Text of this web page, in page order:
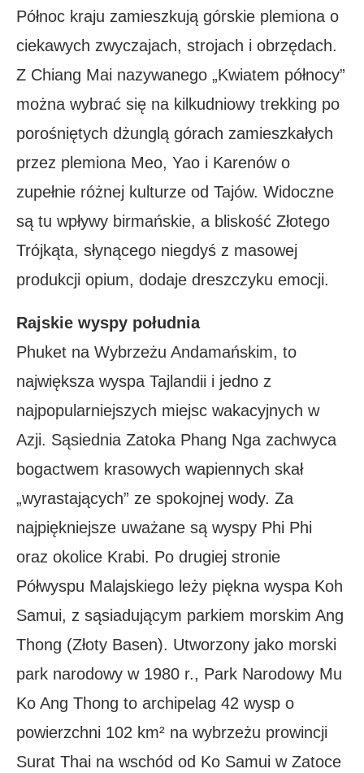
Północ kraju zamieszkują górskie plemiona o
ciekawych zwyczajach, strojach i obrzędach.
Z Chiang Mai nazywanego „Kwiatem północy”
można wybrać się na kilkudniowy trekking po
porośniętych dżunglą górach zamieszkałych
przez plemiona Meo, Yao i Karenów o
zupełnie różnej kulturze od Tajów. Widoczne
są tu wpływy birmańskie, a bliskość Złotego
Trójkąta, słynącego niegdyś z masowej
produkcji opium, dodaje dreszczyku emocji.
Rajskie wyspy południa
Phuket na Wybrzeżu Andamańskim, to
największa wyspa Tajlandii i jedno z
najpopularniejszych miejsc wakacyjnych w
Azji. Sąsiednia Zatoka Phang Nga zachwyca
bogactwem krasowych wapiennych skał
„wyrastających” ze spokojnej wody. Za
najpiękniejsze uważane są wyspy Phi Phi
oraz okolice Krabi. Po drugiej stronie
Półwyspu Malajskiego leży piękna wyspa Koh
Samui, z sąsiadującym parkiem morskim Ang
Thong (Złoty Basen). Utworzony jako morski
park narodowy w 1980 r., Park Narodowy Mu
Ko Ang Thong to archipelag 42 wysp o
powierzchni 102 km² na wybrzeżu prowincji
Surat Thai na wschód od Ko Samui w Zatoce